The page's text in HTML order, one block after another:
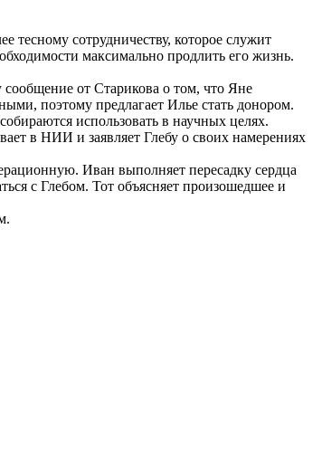
сотрудничеству, которое служит
максимально продлить его жизнь.
от Старикова о том, что Яне
поэтому предлагает Илье стать донором.
использовать в научных целях.
в НИИ и заявляет Глебу о своих намерениях
Иван выполняет пересадку сердца
с Глебом. Тот объясняет произошедшее и